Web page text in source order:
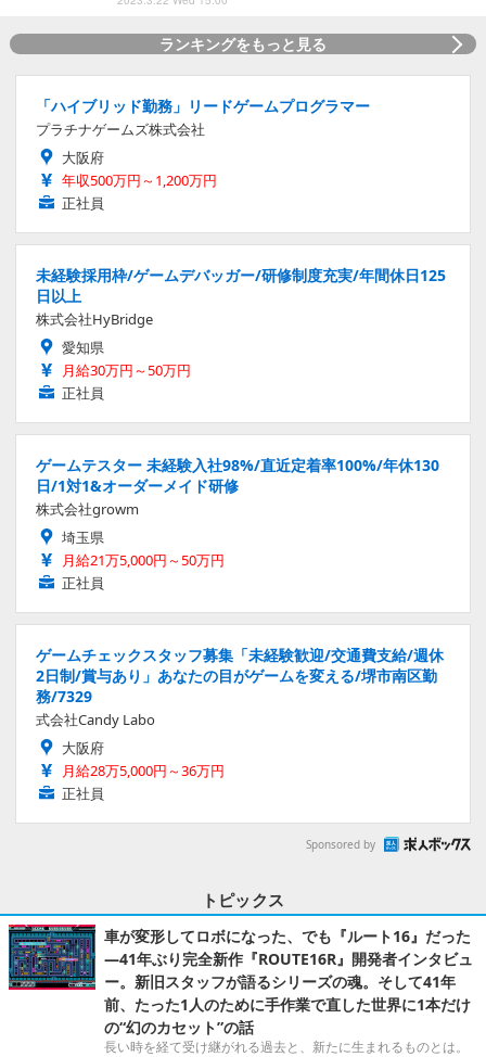
ランキングをもっと見る
「ハイブリッド勤務」リードゲームプログラマー
プラチナゲームズ株式会社
大阪府
年収500万円～1,200万円
正社員
未経験採用枠/ゲームデバッガー/研修制度充実/年間休日125
日以上
株式会社HyBridge
愛知県
月給30万円～50万円
正社員
ゲームテスター 未経験入社98%/直近定着率100%/年休130
日/1対1&オーダーメイド研修
株式会社growm
埼玉県
月給21万5,000円～50万円
正社員
ゲームチェックスタッフ募集「未経験歓迎/交通費支給/週休
2日制/賞与あり」あなたの目がゲームを変える/堺市南区勤
務/7329
式会社Candy Labo
大阪府
月給28万5,000円～36万円
正社員
Sponsored by
トピックス
車が変形してロボになった、でも『ルート16』だった
―41年ぶり完全新作『ROUTE16R』開発者インタビュ
ー。新旧スタッフが語るシリーズの魂。そして41年
前、たった1人のために手作業で直した世界に1本だけ
の“幻のカセット”の話
長い時を経て受け継がれる過去と、新たに生まれるものとは。